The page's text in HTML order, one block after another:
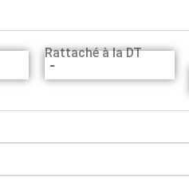
Rattaché à la DT
-